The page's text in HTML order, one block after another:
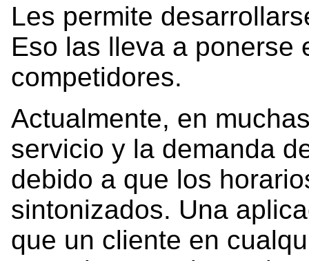
Les permite
Eso las lleva a ponerse
competidores.
Actualmente, en
servicio y la demanda
debido a que los
sintonizados. Una
que un cliente en